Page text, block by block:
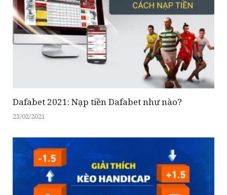
Dafabet 2021: Nạp tiền Dafabet như nào?
23/02/2021